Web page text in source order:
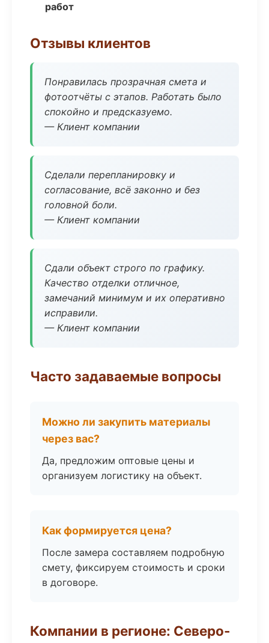
работ
Отзывы клиентов
Понравилась прозрачная смета и
фотоотчёты с этапов. Работать было
спокойно и предсказуемо.
— Клиент компании
Сделали перепланировку и
согласование, всё законно и без
головной боли.
— Клиент компании
Сдали объект строго по графику.
Качество отделки отличное,
замечаний минимум и их оперативно
исправили.
— Клиент компании
Часто задаваемые вопросы
Можно ли закупить материалы
через вас?
Да, предложим оптовые цены и
организуем логистику на объект.
Как формируется цена?
После замера составляем подробную
смету, фиксируем стоимость и сроки
в договоре.
Компании в регионе: Северо-